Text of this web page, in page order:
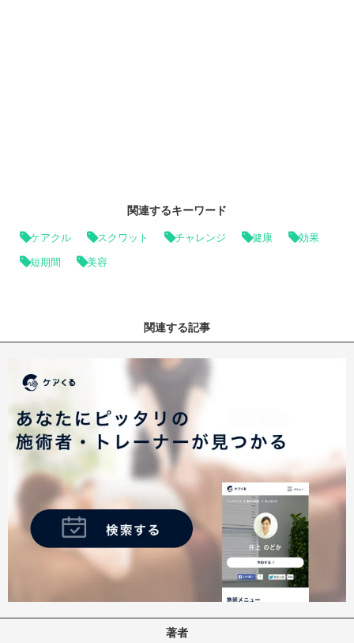
関連するキーワード
ケアクル スクワット チャレンジ 健康 効果
短期間 美容
関連する記事
著者